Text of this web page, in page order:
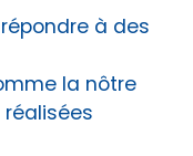
à des
la nôtre